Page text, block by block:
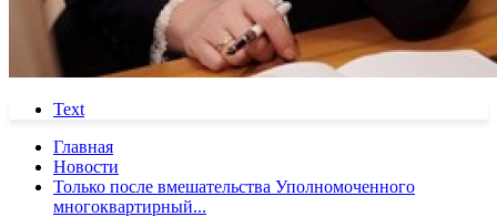
Text
Главная
Новости
Только после вмешательства Уполномоченного
многоквартирный...